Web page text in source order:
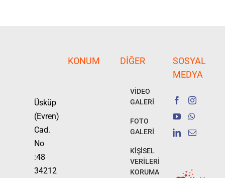
Üsküp
(Evren)
Cad.
No
:48
34212
KONUM DIĞER
VİDEO
GALERİ
FOTO
GALERİ
KİŞİSEL
VERİLERİ
KORUMA
SOSYAL
MEDYA